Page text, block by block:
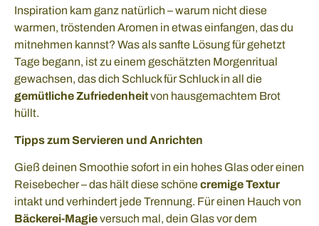
Inspiration kam ganz natürlich – warum nicht diese
warmen, tröstenden Aromen in etwas einfangen, das du
mitnehmen kannst? Was als sanfte Lösung für gehetzt
Tage begann, ist zu einem geschätzten Morgenritual
gewachsen, das dich Schluck für Schluck in all die
gemütliche Zufriedenheitvon hausgemachtem Brot
hüllt.
Tipps zum Servieren und Anrichten
Gieß deinen Smoothie sofort in ein hohes Glas oder einen
Reisebecher – das hält diese schönecremige Textur
intakt und verhindert jede Trennung. Für einen Hauch von
Bäckerei-Magieversuch mal, dein Glas vor dem